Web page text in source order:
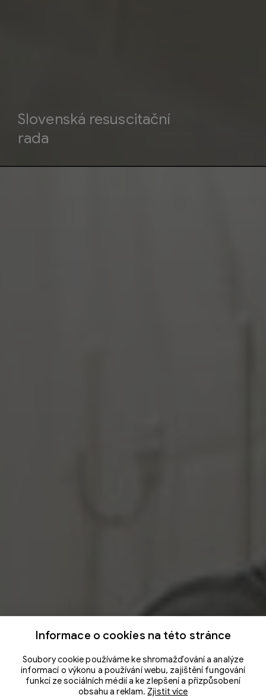
Informace o cookies na této stránce
Soubory cookie používáme ke shromažďování a analýze
informací o výkonu a používání webu, zajištění fungování
funkcí ze sociálních médií a ke zlepšení a přizpůsobení
obsahu a reklam. Zjistit více
Slovenská resuscitační
rada